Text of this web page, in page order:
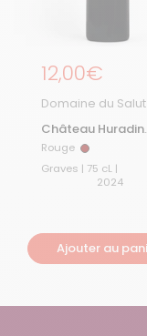
Prix régulier
12,00€
Domaine du Salut
Château Huradin
Rouge 2024
Rouge Rouge
Graves | 75 cL |
2024
Ajouter au